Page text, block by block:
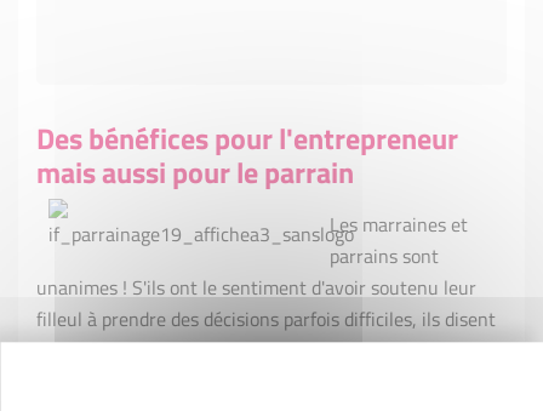
Des bénéfices pour l'entrepreneur
mais aussi pour le parrain
Les marraines et
parrains sont
unanimes ! S'ils ont le sentiment d'avoir soutenu leur
filleul à prendre des décisions parfois difficiles, ils disent
aussi s'être enrichis au contact de nouveaux créateurs